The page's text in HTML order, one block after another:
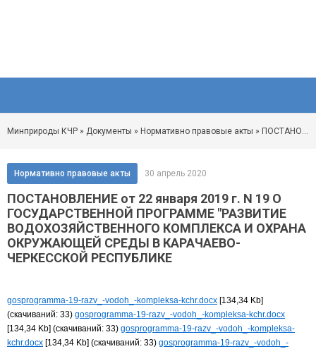
Минприроды КЧР » Документы » Нормативно правовые акты » ПОСТАНОВЛЕНИЕ от 22 января 2019 г. N 19 О ГОСУДАРСТВЕННОЙ ПРОГРАММЕ "РАЗВИТИЕ ВОДОХОЗЯЙСТВЕННОГО КОМПЛЕКСА И ОХРАНА ОКРУЖАЮЩЕЙ СРЕДЫ В КАРАЧАЕВО-ЧЕРКЕССКОЙ РЕСПУБЛИКЕ
Нормативно правовые акты 30 апрель 2020
ПОСТАНОВЛЕНИЕ от 22 января 2019 г. N 19 О
ГОСУДАРСТВЕННОЙ ПРОГРАММЕ "РАЗВИТИЕ
ВОДОХОЗЯЙСТВЕННОГО КОМПЛЕКСА И ОХРАНА
ОКРУЖАЮЩЕЙ СРЕДЫ В КАРАЧАЕВО-
ЧЕРКЕССКОЙ РЕСПУБЛИКЕ
gosprogramma-19-razv_-vodoh_-kompleksa-kchr.docx [134,34 Kb]
(cкачиваний: 33) gosprogramma-19-razv_-vodoh_-kompleksa-kchr.docx
[134,34 Kb] (cкачиваний: 33) gosprogramma-19-razv_-vodoh_-kompleksa-
kchr.docx [134,34 Kb] (cкачиваний: 33) gosprogramma-19-razv_-vodoh_-